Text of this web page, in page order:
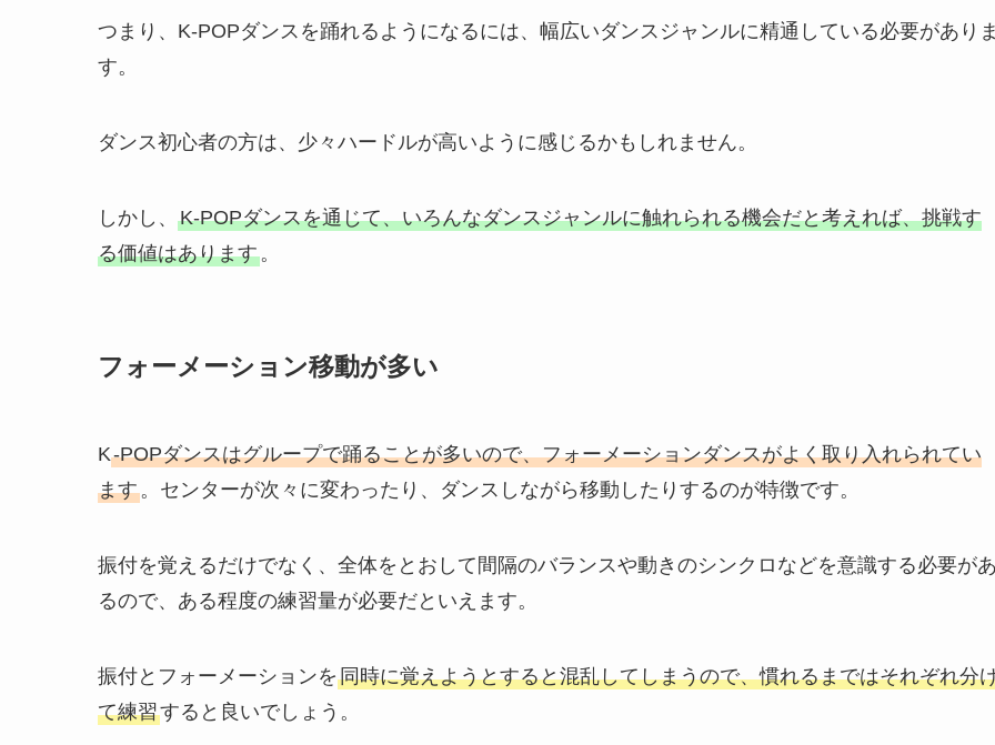
つまり、K-POPダンスを踊れるようになるには、幅広いダンスジャンルに精通している必要があり
す。
ダンス初心者の方は、少々ハードルが高いように感じるかもしれません。
しかし、 K-POPダンスを通じて、いろんなダンスジャンルに触れられる機会だと考えれば、挑戦す
る価値はあります。
フォーメーション移動が多い
K-POPダンスはグループで踊ることが多いので、フォーメーションダンスがよく取り入れられてい
ます。センターが次々に変わったり、ダンスしながら移動したりするのが特徴です。
振付を覚えるだけでなく、全体をとおして間隔のバランスや動きのシンクロなどを意識する必要が
るので、ある程度の練習量が必要だといえます。
振付とフォーメーションを 同時に覚えようとすると混乱してしまうので、慣れるまではそれぞれ分
て練習すると良いでしょう。